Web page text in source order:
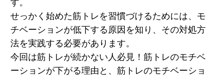
す。
せっかく始めた筋トレを習慣づけるためには、モ
チベーションが低下する原因を知り、その対処方
法を実践する必要があります。
今回は筋トレが続かない人必見！ 筋トレのモチベ
ーションが下がる理由と、筋トレのモチベーショ